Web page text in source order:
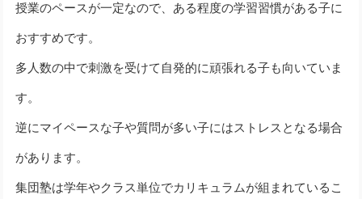
授業のペースが一定なので、ある程度の学習習慣がある子に
おすすめです。
多人数の中で刺激を受けて自発的に頑張れる子も向いていま
す。
逆にマイペースな子や質問が多い子にはストレスとなる場合
があります。
集団塾は学年やクラス単位でカリキュラムが組まれているこ